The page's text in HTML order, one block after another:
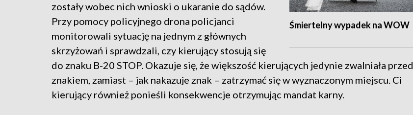
Śmiertelny wypadek na WOW
zostały wobec nich wnioski o ukaranie do sądów.
Przy pomocy policyjnego drona policjanci
monitorowali sytuację na jednym z głównych
skrzyżowań i sprawdzali, czy kierujący stosują się
do znaku B-20 STOP. Okazuje się, że większość kierujących jedynie zwalniała przed
znakiem, zamiast – jak nakazuje znak – zatrzymać się w wyznaczonym miejscu. Ci
kierujący również ponieśli konsekwencje otrzymując mandat karny.